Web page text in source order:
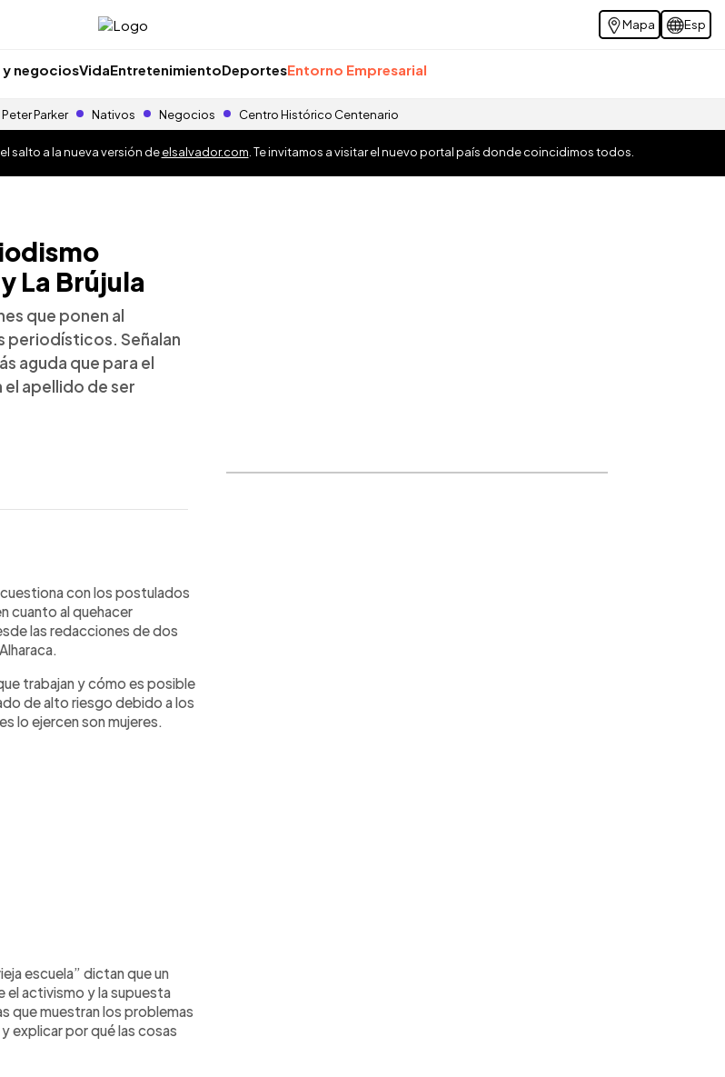
Mapa Esp
y negociosVidaEntretenimientoDeportesEntorno Empresarial
Peter Parker Nativos Negocios Centro Histórico Centenario
salto a la nueva versión deelsalvador.com . Te invitamos a visitar el nuevo portal país donde coincidimos todos.
La Brújula
que ponen al
periodísticos. Señalan
aguda que para el
apellido de ser
con los postulados
cuanto al quehacer
las redacciones de dos
trabajan y cómo es posible
de alto riesgo debido a los
lo ejercen son mujeres.
escuela” dictan que un
el activismo y la supuesta
que muestran los problemas
explicar por qué las cosas